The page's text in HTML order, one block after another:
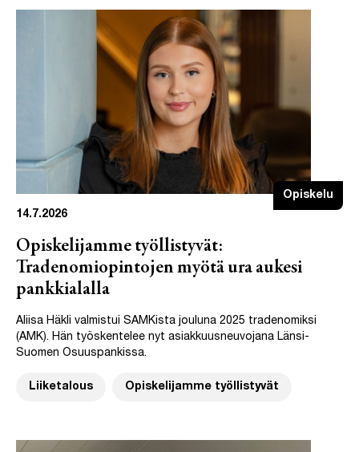
Opiskelu
14.7.2026
Opiskelijamme työllistyvät:
Tradenomiopintojen myötä ura aukesi
pankkialalla
Aliisa Häkli valmistui SAMKista jouluna 2025 tradenomiksi
(AMK). Hän työskentelee nyt asiakkuusneuvojana Länsi-
Suomen Osuuspankissa.
Liiketalous Opiskelijamme työllistyvät